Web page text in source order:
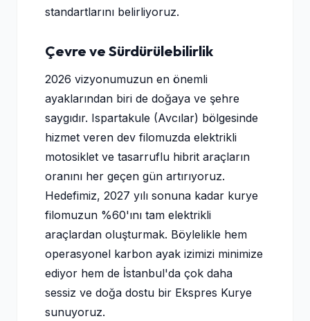
standartlarını belirliyoruz.
Çevre ve Sürdürülebilirlik
2026 vizyonumuzun en önemli
ayaklarından biri de doğaya ve şehre
saygıdır. Ispartakule (Avcılar) bölgesinde
hizmet veren dev filomuzda elektrikli
motosiklet ve tasarruflu hibrit araçların
oranını her geçen gün artırıyoruz.
Hedefimiz, 2027 yılı sonuna kadar kurye
filomuzun %60'ını tam elektrikli
araçlardan oluşturmak. Böylelikle hem
operasyonel karbon ayak izimizi minimize
ediyor hem de İstanbul'da çok daha
sessiz ve doğa dostu bir Ekspres Kurye
sunuyoruz.